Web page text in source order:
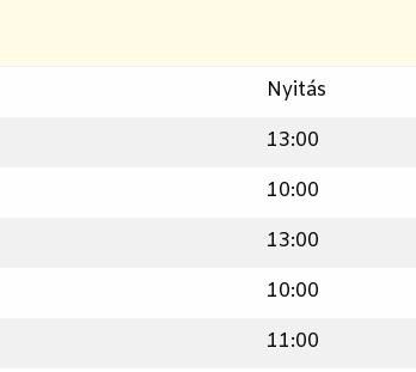
Nyitás
13:00
10:00
13:00
10:00
11:00